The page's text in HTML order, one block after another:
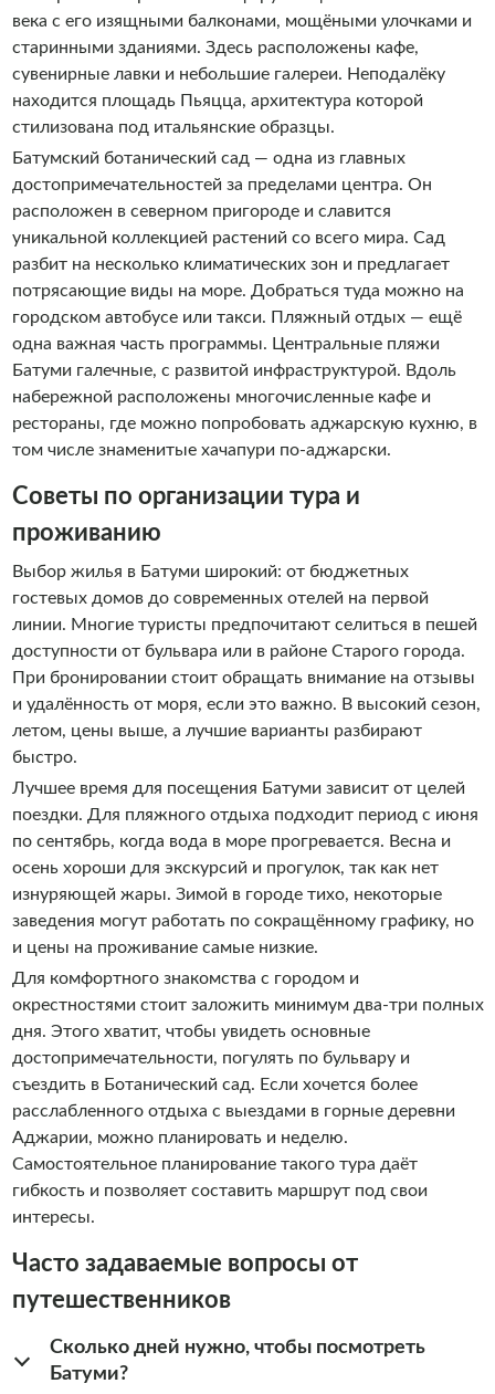
века с его изящными балконами, мощёными улочками и
старинными зданиями. Здесь расположены кафе,
сувенирные лавки и небольшие галереи. Неподалёку
находится площадь Пьяцца, архитектура которой
стилизована под итальянские образцы.
Батумский ботанический сад — одна из главных
достопримечательностей за пределами центра. Он
расположен в северном пригороде и славится
уникальной коллекцией растений со всего мира. Сад
разбит на несколько климатических зон и предлагает
потрясающие виды на море. Добраться туда можно на
городском автобусе или такси. Пляжный отдых — ещё
одна важная часть программы. Центральные пляжи
Батуми галечные, с развитой инфраструктурой. Вдоль
набережной расположены многочисленные кафе и
рестораны, где можно попробовать аджарскую кухню, в
том числе знаменитые хачапури по-аджарски.
Советы по организации тура и
проживанию
Выбор жилья в Батуми широкий: от бюджетных
гостевых домов до современных отелей на первой
линии. Многие туристы предпочитают селиться в пешей
доступности от бульвара или в районе Старого города.
При бронировании стоит обращать внимание на отзывы
и удалённость от моря, если это важно. В высокий сезон,
летом, цены выше, а лучшие варианты разбирают
быстро.
Лучшее время для посещения Батуми зависит от целей
поездки. Для пляжного отдыха подходит период с июня
по сентябрь, когда вода в море прогревается. Весна и
осень хороши для экскурсий и прогулок, так как нет
изнуряющей жары. Зимой в городе тихо, некоторые
заведения могут работать по сокращённому графику, но
и цены на проживание самые низкие.
Для комфортного знакомства с городом и
окрестностями стоит заложить минимум два-три полных
дня. Этого хватит, чтобы увидеть основные
достопримечательности, погулять по бульвару и
съездить в Ботанический сад. Если хочется более
расслабленного отдыха с выездами в горные деревни
Аджарии, можно планировать и неделю.
Самостоятельное планирование такого тура даёт
гибкость и позволяет составить маршрут под свои
интересы.
Часто задаваемые вопросы от
путешественников
Сколько дней нужно, чтобы посмотреть
Батуми?